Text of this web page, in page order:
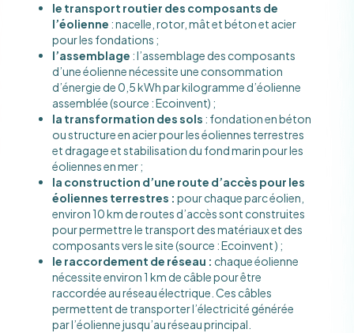
le transport routier des composants de
l’éolienne : nacelle, rotor, mât et béton et acier
pour les fondations ;
l’assemblage : l’assemblage des composants
d’une éolienne nécessite une consommation
d’énergie de 0,5 kWh par kilogramme d’éolienne
assemblée (source : Ecoinvent) ;
la transformation des sols : fondation en béton
ou structure en acier pour les éoliennes terrestres
et dragage et stabilisation du fond marin pour les
éoliennes en mer ;
la construction d’une route d’accès pour les
éoliennes terrestres : pour chaque parc éolien,
environ 10 km de routes d’accès sont construites
pour permettre le transport des matériaux et des
composants vers le site (source : Ecoinvent ) ;
le raccordement de réseau : chaque éolienne
nécessite environ 1 km de câble pour être
raccordée au réseau électrique. Ces câbles
permettent de transporter l’électricité générée
par l’éolienne jusqu’au réseau principal.